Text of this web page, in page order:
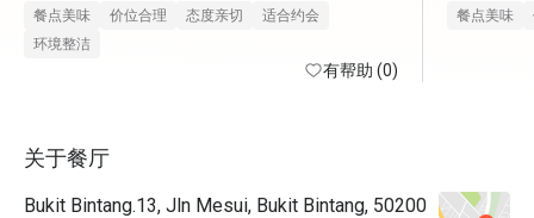
enjoyed every bite of each food we ordered.
They even prepared a little cake and a
birthday song as i requested ! Definitely
餐点美味 价位合理 态度亲切
适合约会
环境整洁
有帮助 (0)
餐点美味
关于餐厅
Bukit Bintang.13, Jln Mesui, Bukit Bintang, 50200